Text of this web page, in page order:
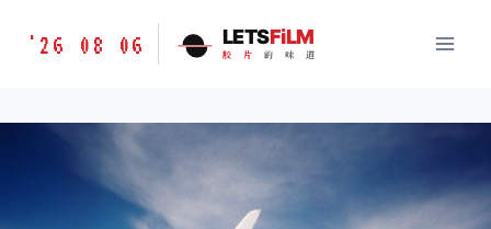
胶
味
LETSFILM
'26 08 06 LETSFiLM
胶 片 的 味 道